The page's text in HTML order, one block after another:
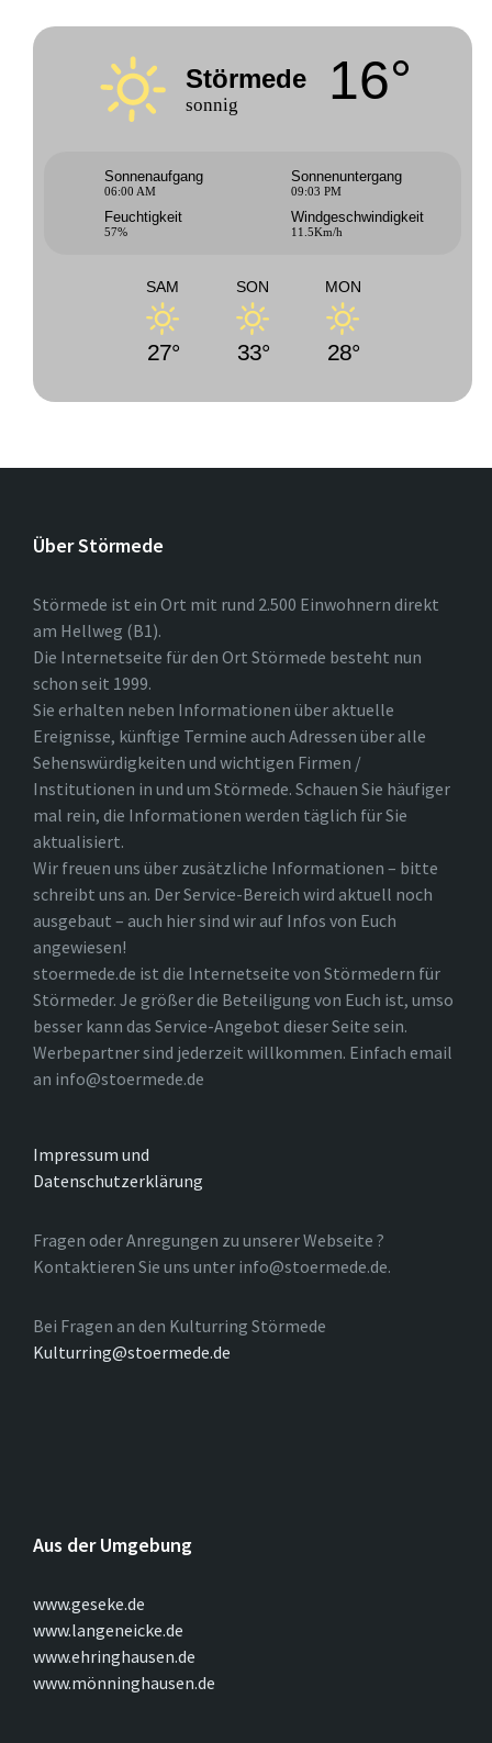
Störmede
sonnig 16°
Sonnenaufgang
06:00 AM
Sonnenuntergang
09:03 PM
Feuchtigkeit
57%
Windgeschwindigkeit
11.5Km/h
SAM
27°
SON
33°
MON
28°
Über Störmede
Störmede ist ein Ort mit rund 2.500 Einwohnern direkt
am Hellweg (B1).
Die Internetseite für den Ort Störmede besteht nun
schon seit 1999.
Sie erhalten neben Informationen über aktuelle
Ereignisse, künftige Termine auch Adressen über alle
Sehenswürdigkeiten und wichtigen Firmen /
Institutionen in und um Störmede. Schauen Sie häufiger
mal rein, die Informationen werden täglich für Sie
aktualisiert.
Wir freuen uns über zusätzliche Informationen – bitte
schreibt uns an. Der Service-Bereich wird aktuell noch
ausgebaut – auch hier sind wir auf Infos von Euch
angewiesen!
stoermede.de ist die Internetseite von Störmedern für
Störmeder. Je größer die Beteiligung von Euch ist, umso
besser kann das Service-Angebot dieser Seite sein.
Werbepartner sind jederzeit willkommen. Einfach email
an info@stoermede.de
Impressum und
Datenschutzerklärung
Fragen oder Anregungen zu unserer Webseite ?
Kontaktieren Sie uns unter info@stoermede.de.
Bei Fragen an den Kulturring Störmede
Kulturring@stoermede.de
Aus der Umgebung
www.geseke.de
www.langeneicke.de
www.ehringhausen.de
www.mönninghausen.de